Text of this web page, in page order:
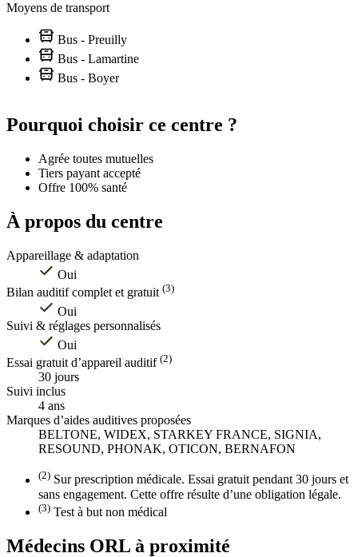
Moyens de transport
Bus - Preuilly
Bus - Lamartine
Bus - Boyer
+
Pourquoi choisir ce centre ?
Agrée toutes mutuelles
Tiers payant accepté
Offre 100% santé
À propos du centre
Appareillage & adaptation
Oui
Bilan auditif complet et gratuit (3)
Oui
Suivi & réglages personnalisés
Oui
Essai gratuit d’appareil auditif (2)
30 jours
Suivi inclus
4 ans
Marques d’aides auditives proposées
BELTONE, WIDEX, STARKEY FRANCE, SIGNIA,
RESOUND, PHONAK, OTICON, BERNAFON
(2) Sur prescription médicale. Essai gratuit pendant 30 jours et
sans engagement. Cette offre résulte d’une obligation légale.
(3) Test à but non médical
Médecins ORL à proximité